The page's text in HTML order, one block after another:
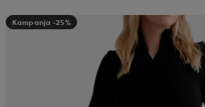
Kampanja -25%